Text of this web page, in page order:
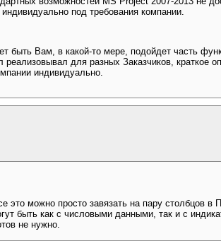
под требования компании.
Вам, в какой-то мере, подойдет часть
для разных Заказчиков, краткое
индивидуально.
можно просто завязать на пару столбцов в
быть как с числовыми данными, так и с
не нужно.